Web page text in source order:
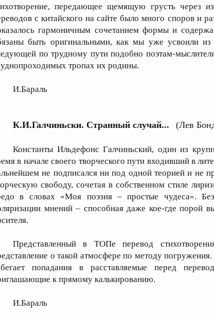
передающее щемящую грусть через
с китайского на сайте было много споров и
гармоничным сочетанием формы и
быть оригинальными, как мы уже усвоили
по трудному пути подобно поэтам-
тропах их родины.
И.Бараль
К.И.Галчиньски. Странный случай... (Лев
Константы Ильдефонс Галчиньский, один из
в начале своего творческого пути входивший в
не подписался ни под одной теорией и не
свободу, сочетая в собственном стиле
в словах «Моя поэзия – простые чудеса».
мнений – способная даже кое-где порой
Представленный в ТОПе перевод
о такой атмосфере по методу
попадания в расставляемые перед
к прямому калькированию.
И.Бараль